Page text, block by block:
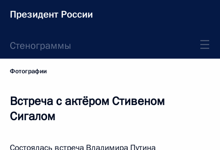
Президент России
Стенограммы
Фотографии
Встреча с актёром Стивеном
Сигалом